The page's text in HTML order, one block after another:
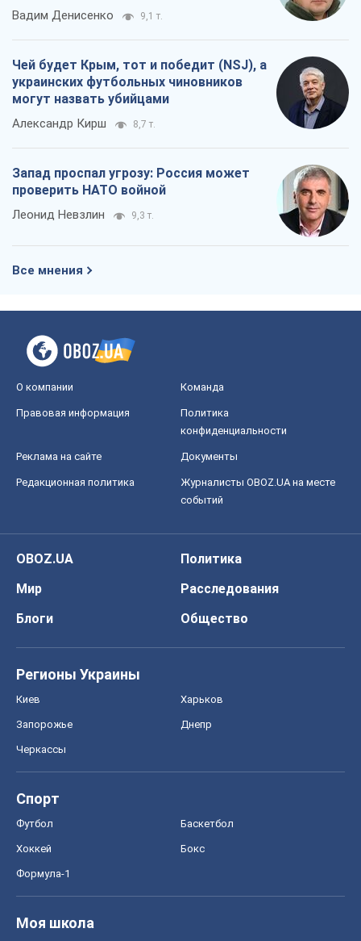
Вадим Денисенко 9,1 т.
Чей будет Крым, тот и победит (NSJ), а
украинских футбольных чиновников
могут назвать убийцами
Александр Кирш 8,7 т.
Запад проспал угрозу: Россия может
проверить НАТО войной
Леонид Невзлин 9,3 т.
Все мнения
О компании Команда
Правовая информация
Политика
конфиденциальности
Реклама на сайте Документы
Редакционная политика
Журналисты OBOZ.UA на месте
событий
OBOZ.UA
Политика
Мир
Расследования
Блоги
Общество
Регионы Украины
Киев Харьков
Запорожье Днепр
Черкассы
Спорт
Футбол Баскетбол
Хоккей Бокс
Формула-1
Моя школа